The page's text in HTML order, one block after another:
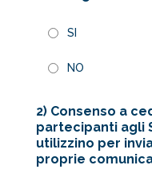
SI
NO
2) Consenso a
partecipanti agli
utilizzino per
proprie